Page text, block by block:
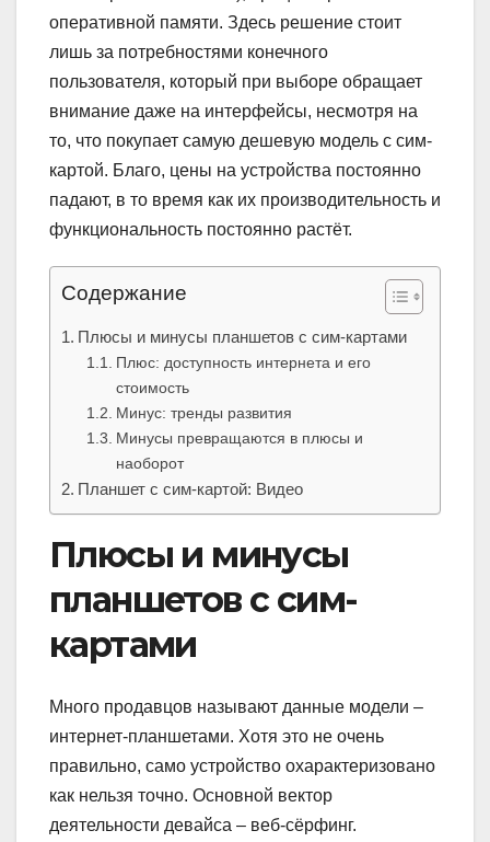
оперативной памяти. Здесь решение стоит
лишь за потребностями конечного
пользователя, который при выборе обращает
внимание даже на интерфейсы, несмотря на
то, что покупает самую дешевую модель с сим-
картой. Благо, цены на устройства постоянно
падают, в то время как их производительность и
функциональность постоянно растёт.
Содержание
Плюсы и минусы планшетов с сим-картами
Плюс: доступность интернета и его
стоимость
Минус: тренды развития
Минусы превращаются в плюсы и
наоборот
Планшет с сим-картой: Видео
Плюсы и минусы
планшетов с сим-
картами
Много продавцов называют данные модели –
интернет-планшетами. Хотя это не очень
правильно, само устройство охарактеризовано
как нельзя точно. Основной вектор
деятельности девайса – веб-сёрфинг.